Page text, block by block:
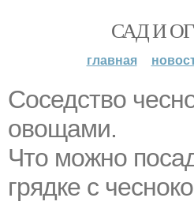
САД И
главная
Соседство
овощами.
Что можно
грядке с